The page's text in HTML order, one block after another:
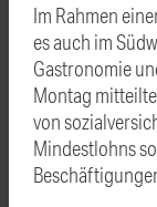
Im Rahmen
es auch im
Gastronomie
Montag
von
Mindestlohns